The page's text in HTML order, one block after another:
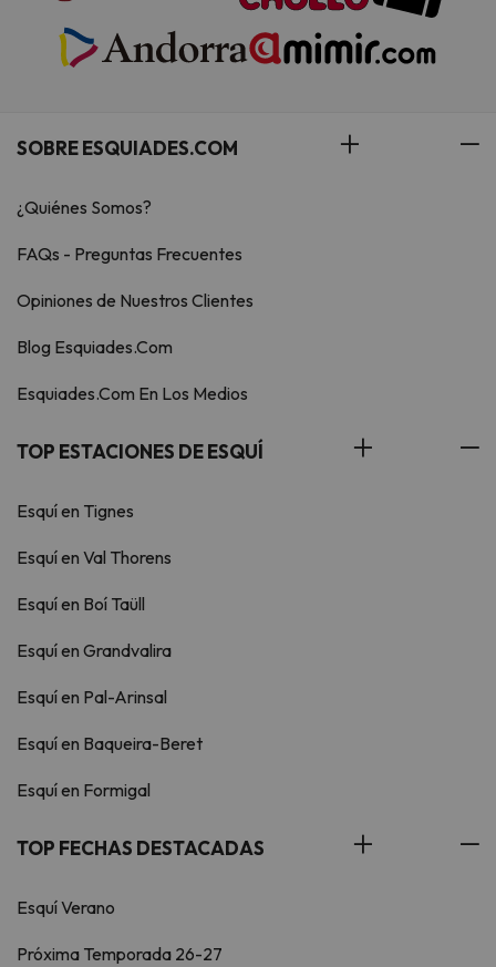
SOBRE ESQUIADES.COM
¿Quiénes Somos?
FAQs - Preguntas Frecuentes
Opiniones de Nuestros Clientes
Blog Esquiades.Com
Esquiades.Com En Los Medios
TOP ESTACIONES DE ESQUÍ
Esquí en Tignes
Esquí en Val Thorens
Esquí en Boí Taüll
Esquí en Grandvalira
Esquí en Pal-Arinsal
Esquí en Baqueira-Beret
Esquí en Formigal
TOP FECHAS DESTACADAS
Esquí Verano
Próxima Temporada 26-27